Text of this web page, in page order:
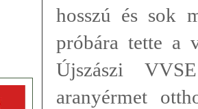
hosszú és sok
próbára tette a
Újszászi
aranyérmet